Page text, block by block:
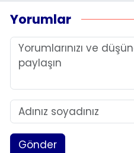
Yorumlar
Gönder